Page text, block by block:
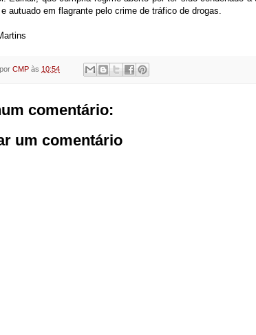
autuado em flagrante pelo crime de tráfico de drogas.
CMP às 10:54
comentário:
um comentário